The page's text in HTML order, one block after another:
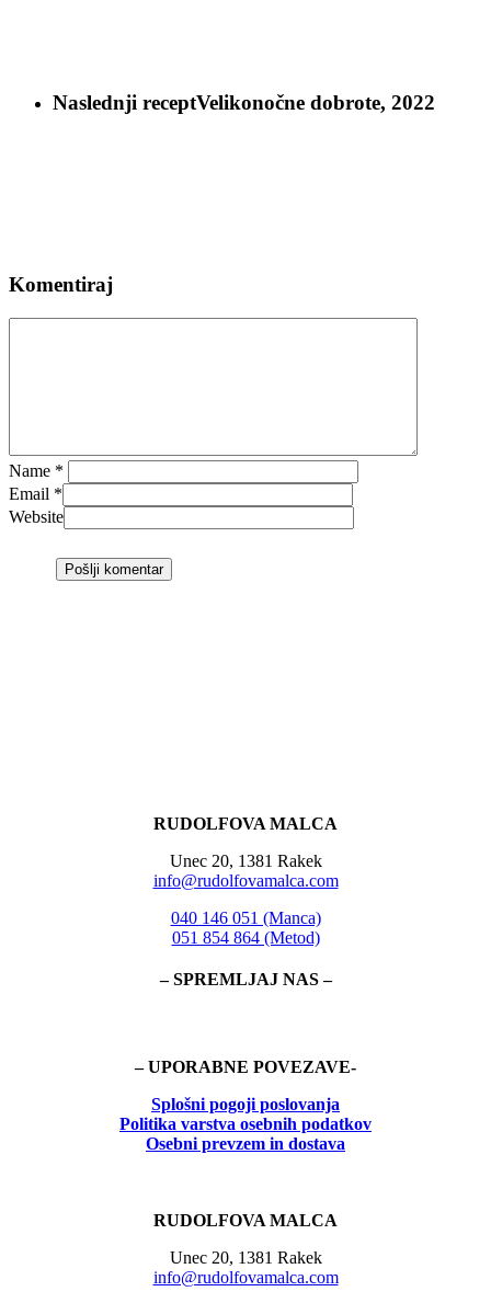
Naslednji receptVelikonočne dobrote, 2022
Komentiraj
Name *
Email *
Website
RUDOLFOVA MALCA
Unec 20, 1381 Rakek
info@rudolfovamalca.com
040 146 051 (Manca)
051 854 864 (Metod)
– SPREMLJAJ NAS –
– UPORABNE POVEZAVE-
Splošni pogoji poslovanja
Politika varstva osebnih podatkov
Osebni prevzem in dostava
RUDOLFOVA MALCA
Unec 20, 1381 Rakek
info@rudolfovamalca.com